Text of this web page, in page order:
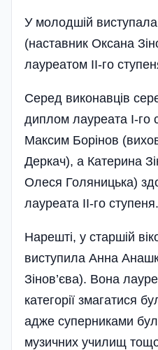
У молодшій виступала
(наставник Оксана
лауреатом II-го
Серед виконавців
диплом лауреата I-го
Максим Борінов
Деркач), а Катерина
Олеся Голяницька)
лауреата II-го ступеня.
Нарешті, у старшій
виступила Анна
Зінов’єва). Вона
категорії змагатися
адже суперниками
музичних училищ